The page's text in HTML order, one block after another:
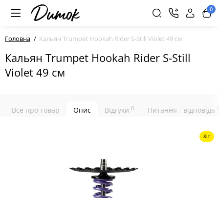
0
Головна Кальян Trumpet Hookah Rider S-Still Violet 49 см
Кальян Trumpet Hookah Rider S-Still
Violet 49 см
Все про товар Опис Відгуки 0 Питання - відповідь
Хіт